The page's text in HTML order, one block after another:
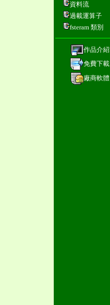
資料流
過載運算子
fsteram 類別
作品介紹
免費下載
廠商軟體